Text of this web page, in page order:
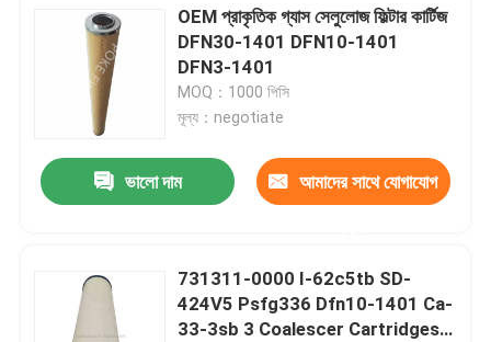
OEM প্রাকৃতিক গ্যাস সেলুলোজ ফিল্টার কার্টিজ
DFN30-1401 DFN10-1401
DFN3-1401
MOQ：1000 পিসি
মূল্য：negotiate
ভালো দাম আমাদের সাথে যোগাযোগ
731311-0000 I-62c5tb SD-
424V5 Psfg336 Dfn10-1401 Ca-
33-3sb 3 Coalescer Cartridges